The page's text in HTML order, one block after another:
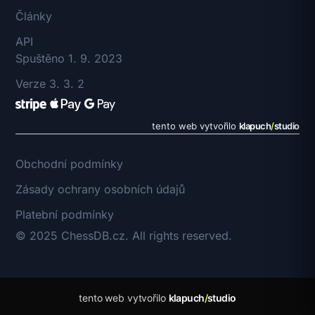
Články
API
Spuštěno 1. 9. 2023
Verze 3. 3. 2
tento web vytvořilo klapuch/studio
© 2025 ChessDB.cz. All rights reserved.
Obchodní podmínky
Zásady ochrany osobních údajů
Platební podmínky
tento web vytvořilo klapuch/studio